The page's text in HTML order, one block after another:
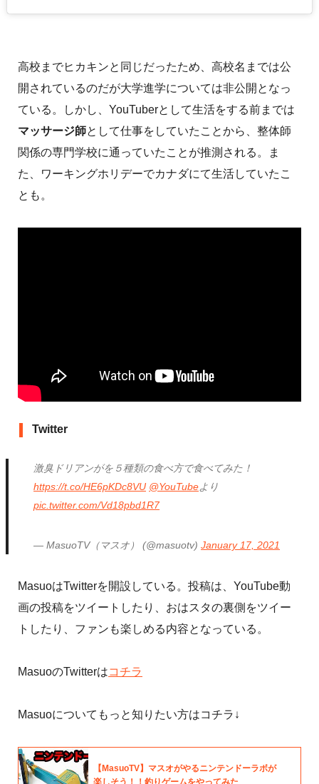
高校までヒカキンと同じだったため、高校名までは公
開されているのだが大学進学については非公開となっ
ている。しかし、YouTuberとして生活をする前までは
マッサージ師として仕事をしていたことから、整体師
関係の専門学校に通っていたことが推測される。ま
た、ワーキングホリデーでカナダにて生活していたこ
とも。
Twitter
激臭ドリアンがを５種類の食べ方で食べてみた！
https://t.co/HE6pKDc8VU @YouTubeより
pic.twitter.com/Vd18pbd1R7
— MasuoTV（マスオ） (@masuotv)January 17, 2021
MasuoはTwitterを開設している。投稿は、YouTube動
画の投稿をツイートしたり、おはスタの裏側をツイー
トしたり、ファンも楽しめる内容となっている。
MasuoのTwitterはコチラ
Masuoについてもっと知りたい方はコチラ↓